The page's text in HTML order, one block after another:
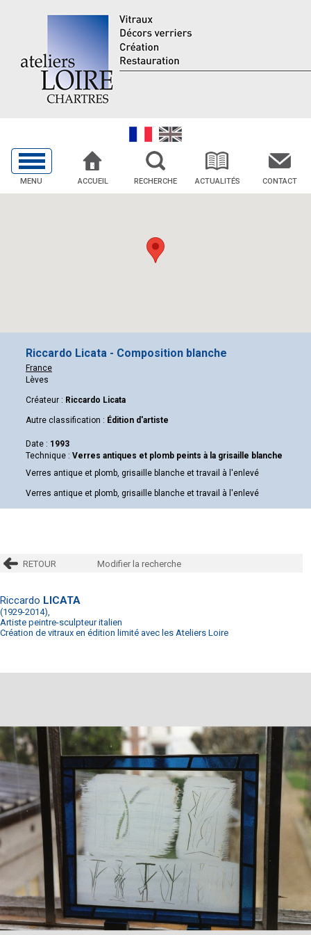
MENU ACCUEIL RECHERCHE ACTUALITÉS CONTACT
Riccardo Licata - Composition blanche
France
Lèves
Créateur : Riccardo Licata
Autre classification : Édition d'artiste
Date : 1993
Technique : Verres antiques et plomb peints à la grisaille blanche
Verres antique et plomb, grisaille blanche et travail à l'enlevé
Verres antique et plomb, grisaille blanche et travail à l'enlevé
RETOUR Modifier la recherche
Riccardo LICATA
(1929-2014),
Artiste peintre-sculpteur italien
Création de vitraux en édition limité avec les Ateliers Loire